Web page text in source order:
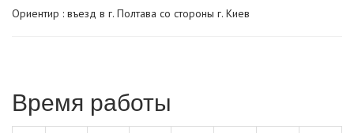
Ориентир : въезд в г. Полтава со стороны г. Киев
Время работы